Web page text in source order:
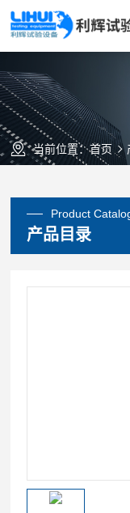
当前位置：首页
Product
产品目录